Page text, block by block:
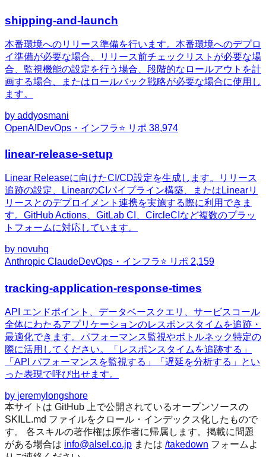
shipping-and-launch
本番環境へのリリース準備を行います。本番環境へのデプロ
イ準備が必要な場合、リリース前チェックリストが必要な場
合、監視機能の設定を行う場合、段階的なロールアウトを計
画する場合、またはロールバック戦略が必要な場合に使用し
ます。
by addyosmani
OpenAI DevOps・インフラ⭐ リポ 38,974
linear-release-setup
Linear Releaseに向けたCI/CD設定を生成します。リリース
追跡の設定、LinearのCIパイプライン構築、またはLinearリ
リースとのデプロイメント連携を実施する際に利用できま
す。GitHub Actions、GitLab CI、CircleCIなど複数のプラッ
トフォームに対応しています。
by novuhq
Anthropic ClaudeDevOps・インフラ⭐ リポ 2,159
tracking-application-response-times
API エンドポイント、データベースクエリ、サービスコール
全体にわたるアプリケーションのレスポンスタイムを追跡・
最適化できます。パフォーマンス監視やボトルネック特定の
際に活用してください。「レスポンスタイムを追跡する」
「API パフォーマンスを監視する」「遅延を分析する」とい
った表現で呼び出せます。
by jeremylongshore
本サイトは GitHub 上で公開されているオープンソースの
SKILL.md ファイルをクロール・インデックス化したもので
す。 各スキルの著作権は原作者に帰属します。掲載に問題
がある場合は info@alsel.co.jp または /takedown フォームよ